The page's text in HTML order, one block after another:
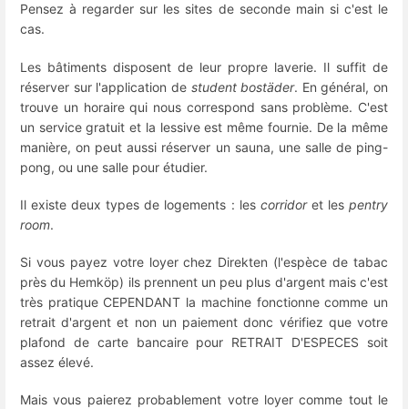
Pensez à regarder sur les sites de seconde main si c'est le
cas.
Les bâtiments disposent de leur propre laverie. Il suffit de
réserver sur l'application de student bostäder. En général, on
trouve un horaire qui nous correspond sans problème. C'est
un service gratuit et la lessive est même fournie. De la même
manière, on peut aussi réserver un sauna, une salle de ping-
pong, ou une salle pour étudier.
Il existe deux types de logements : les corridoret lespentry
room.
Si vous payez votre loyer chez Direkten (l'espèce de tabac
près du Hemköp) ils prennent un peu plus d'argent mais c'est
très pratique CEPENDANT la machine fonctionne comme un
retrait d'argent et non un paiement donc vérifiez que votre
plafond de carte bancaire pour RETRAIT D'ESPECES soit
assez élevé.
Mais vous paierez probablement votre loyer comme tout le